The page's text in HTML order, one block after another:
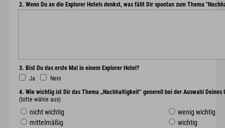
2. Wenn Du an die Explorer Hotels denkst, was fällt Dir spontan zum Thema
3. Bist Du das erste Mal in einem Explorer Hotel?
Ja
Nein
4. Wie wichtig ist Dir das Thema „Nachhaltigkeit“ generell bei der Auswahl Deines
(bitte wähle aus)
nicht wichtig
wenig wichtig
mittelmäßig
wichtig